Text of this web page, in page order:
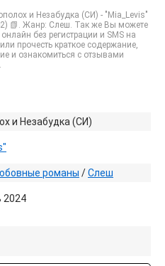
и Незабудка (СИ) - "Mia_Levis"
📗. Жанр: Слеш. Так же Вы можете
без регистрации и SMS на
прочесть краткое содержание,
и ознакомиться с отзывами
и Незабудка (СИ)
романы /Слеш
2024